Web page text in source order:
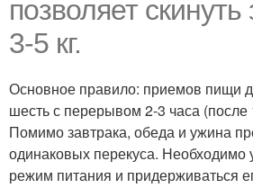
позволяет
3-5 кг.
Основное правило: приемов пищи
шесть с перерывом 2-3 часа (после
Помимо завтрака, обеда и ужина
одинаковых перекуса. Необходимо
режим питания и придерживаться